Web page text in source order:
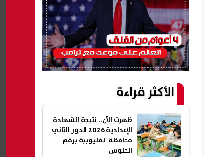
الأكثر قراءة
ظهرت الآن.. نتيجة الشهادة
الإعدادية 2026 الدور الثاني
محافظة القليوبية برقم
الجلوس